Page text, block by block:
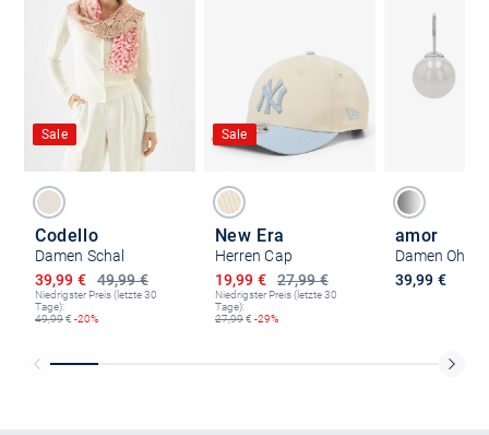
Sale
Codello
Damen Schal
49,99 €
Ermäßigter Preis
39,99 €
Niedrigster Preis (letzte 30
Tage):
49,99€ -20%
Sale
New Era
Herren Cap
27,99 €
Ermäßigter Preis
19,99 €
Niedrigster Preis (letzte 30
Tage):
27,99€ -29%
amor
Damen
39,99 €